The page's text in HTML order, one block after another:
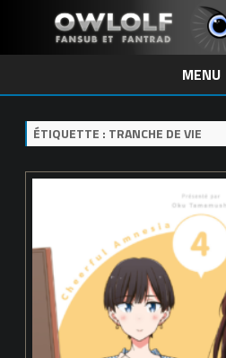
MENU
Skip
to
ÉTIQUETTE : TRANCHE DE VIE